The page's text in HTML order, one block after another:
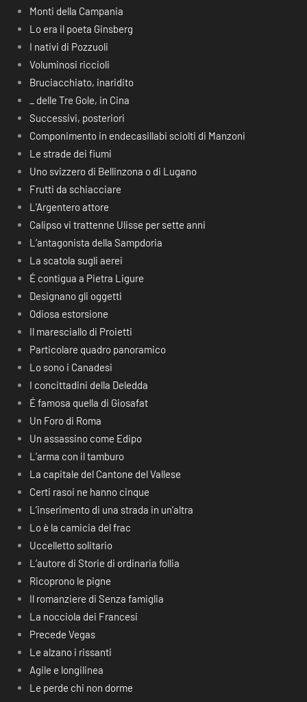
Monti della Campania
Lo era il poeta Ginsberg
I nativi di Pozzuoli
Voluminosi riccioli
Bruciacchiato, inaridito
_ delle Tre Gole, in Cina
Successivi, posteriori
Componimento in endecasillabi sciolti di Manzoni
Le strade dei fiumi
Uno svizzero di Bellinzona o di Lugano
Frutti da schiacciare
L’Argentero attore
Calipso vi trattenne Ulisse per sette anni
L’antagonista della Sampdoria
La scatola sugli aerei
É contigua a Pietra Ligure
Designano gli oggetti
Odiosa estorsione
Il maresciallo di Proietti
Particolare quadro panoramico
Lo sono i Canadesi
I concittadini della Deledda
É famosa quella di Giosafat
Un Foro di Roma
Un assassino come Edipo
L’arma con il tamburo
La capitale del Cantone del Vallese
Certi rasoi ne hanno cinque
L’inserimento di una strada in un’altra
Lo è la camicia del frac
Uccelletto solitario
L’autore di Storie di ordinaria follia
Ricoprono le pigne
Il romanziere di Senza famiglia
La nocciola dei Francesi
Precede Vegas
Le alzano i rissanti
Agile e longilinea
Le perde chi non dorme